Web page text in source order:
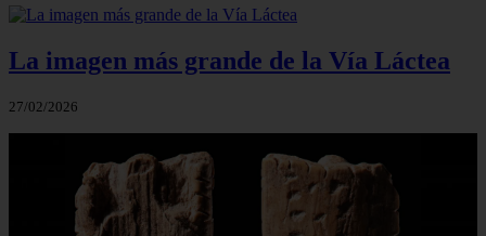
La imagen más grande de la Vía Láctea
27/02/2026